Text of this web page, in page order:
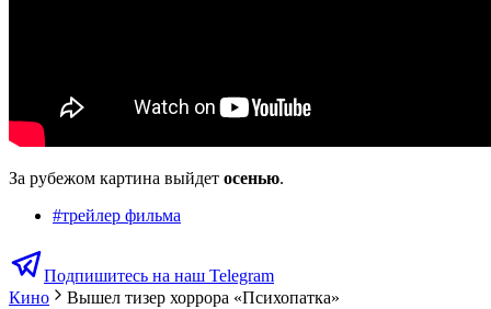
За рубежом картина выйдет осенью.
#трейлер фильма
Подпишитесь на наш Telegram
Кино
Вышел тизер хоррора «Психопатка»